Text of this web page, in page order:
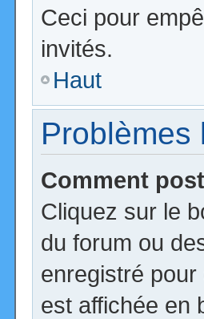
Ceci pour
invités.
Haut
Problèmes
Comment
Cliquez sur le
du forum ou
enregistré
est affichée en